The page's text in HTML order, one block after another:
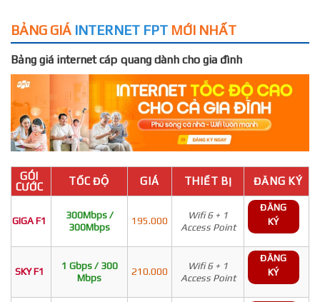
BẢNG GIÁ INTERNET FPT MỚI NHẤT
Bảng giá internet cáp quang dành cho gia đình
GÓI
CƯỚC
TỐC ĐỘ GIÁ THIẾT BỊ ĐĂNG KÝ
GIGA F1
300Mbps /
300Mbps
195.000
Wifi 6 + 1
Access Point
ĐĂNG
KÝ
SKY F1
1 Gbps / 300
Mbps
210.000
Wifi 6 + 1
Access Point
ĐĂNG
KÝ